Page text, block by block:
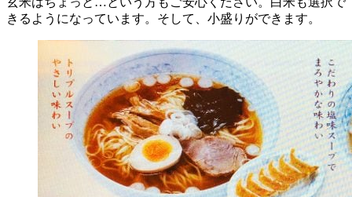
きるようになっています。そして、小盛りができます。